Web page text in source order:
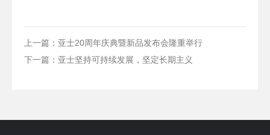
上一篇：亚士20周年庆典暨新品发布会隆重举行
下一篇：亚士坚持可持续发展，坚定长期主义